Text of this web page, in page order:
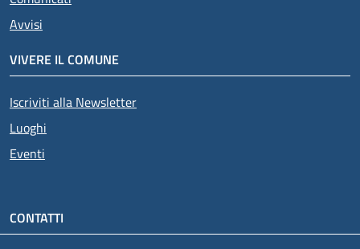
Avvisi
VIVERE IL COMUNE
Iscriviti alla Newsletter
Luoghi
Eventi
CONTATTI